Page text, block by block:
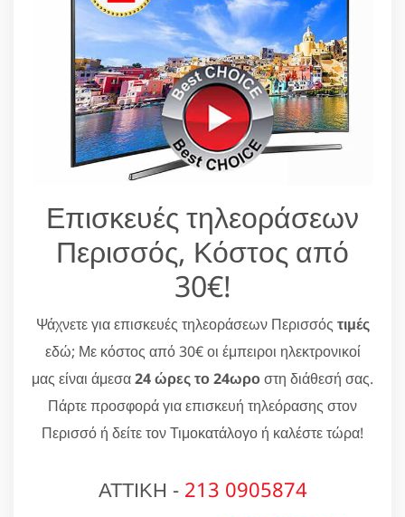
Επισκευές τηλεοράσεων
Περισσός, Κόστος από
30€!
Ψάχνετε για επισκευές τηλεοράσεων Περισσός τιμές
εδώ; Με κόστος από 30€ οι έμπειροι ηλεκτρονικοί
μας είναι άμεσα24 ώρες το 24ωροστη διάθεσή σας.
Πάρτε προσφορά για επισκευή τηλεόρασης στον
Περισσό ή δείτε τον Τιμοκατάλογο ή καλέστε τώρα!
ΑΤΤΙΚΗ - 213 0905874